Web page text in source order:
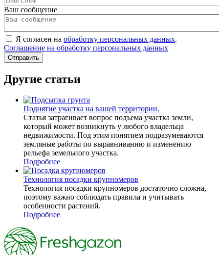
Ваш сообщение
Я согласен на обработку персональных данных.
Соглашение на обработку персональных данных
Другие статьи
Поднятие участка на вашей территории.
Статья затрагивает вопрос подъема участка земли,
который может возникнуть у любого владельца
недвижимости. Под этим понятием подразумеваются
земляные работы по выравниванию и изменению
рельефа земельного участка.
Подробнее
Технология посадки крупномеров
Технология посадки крупномеров достаточно сложна,
поэтому важно соблюдать правила и учитывать
особенности растений.
Подробнее